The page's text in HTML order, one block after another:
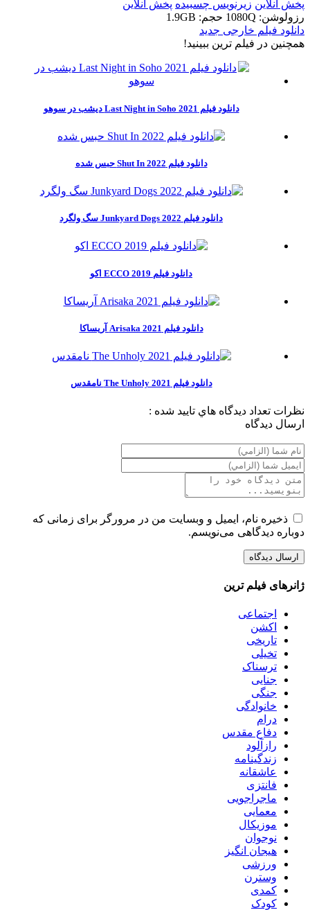
پخش آنلاین زیرنویس چسبیده پخش آنلاین
رزولوشن: 1080Q
حجم: 1.9GB
دانلود فیلم خارجی جدید
همچنين در فيلم ترين ببينيد!
دانلود فیلم Last Night in Soho 2021 دیشب در سوهو
دانلود فیلم Shut In 2022 حبس شده
دانلود فیلم Junkyard Dogs 2022 سگ ولگرد
دانلود فیلم ECCO 2019 اکو
دانلود فیلم Arisaka 2021 آریساکا
دانلود فیلم The Unholy 2021 نامقدس
نظرات تعداد ديدگاه هاي تاييد شده :
ارسال ديدگاه
ذخیره نام، ایمیل و وبسایت من در مرورگر برای زمانی که
دوباره دیدگاهی می‌نویسم.
ژانرهای فیلم ترین
اجتماعی
اکشن
تاریخی
تخیلی
ترسناک
جنایی
جنگی
خانوادگی
درام
دفاع مقدس
رازآلود
زندگینامه
عاشقانه
فانتزی
ماجراجویی
معمایی
موزیکال
نوجوان
هیجان انگیز
ورزشی
وسترن
کمدی
کودک